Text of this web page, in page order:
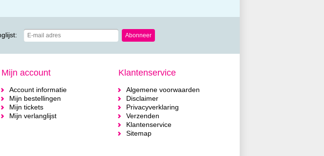
Abonneer
Mijn account
Account informatie
Mijn bestellingen
Mijn tickets
Mijn verlanglijst
Klantenservice
Algemene voorwaarden
Disclaimer
Privacyverklaring
Verzenden
Klantenservice
Sitemap